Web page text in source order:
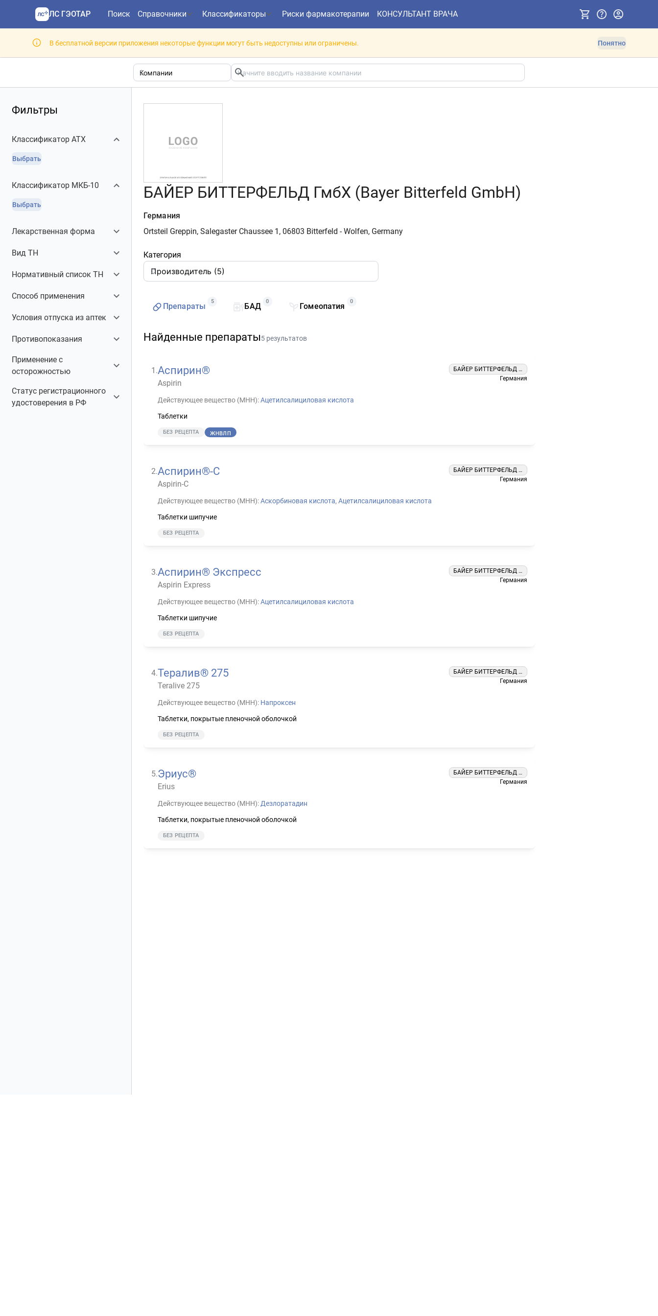
ЛС ГЭОТАР Поиск Справочники Классификаторы Риски фармакотерапии КОНСУЛЬТАНТ ВРАЧА
В бесплатной версии приложения некоторые функции могут быть недоступны или ограничены. Понятно
Фильтры
Классификатор АТХ
Выбрать
Классификатор МКБ-10
Выбрать
Лекарственная форма
Таблетки
Вид ТН
Воспроизведенный
Хорошо изученный
3
Нормативный список ТН
ЖНВЛП
Способ применения
Условия отпуска из аптек
Противопоказания
Беременность
Беременность I трим.
3
Детский возраст до 12 лет
1
Детский возраст до 15 лет
Применение с
осторожностью
Беременность II трим.
Детский возраст до 15 лет
1
Статус регистрационного
удостоверения в РФ
БАЙЕР БИТТЕРФЕЛЬД ГмбХ (Bayer Bitterfeld GmbH)
Германия
Ortsteil Greppin, Salegaster Chaussee 1, 06803 Bitterfeld - Wolfen, Germany
Категория
Препараты
5
БАД
0
Гомеопатия
0
Найденные препараты5 результатов
1 .Аспирин®
Aspirin
Действующее вещество (МНН):Ацетилсалициловая кислота
Таблетки
БЕЗ РЕЦЕПТА ЖНВЛП
БАЙЕР БИТТЕРФЕЛЬД ГМБХ
Германия
2.Аспирин®-C
Aspirin-C
Действующее вещество (МНН):Аскорбиновая кислота, Ацетилсалициловая кислота
Таблетки шипучие
БЕЗ РЕЦЕПТА
БАЙЕР БИТТЕРФЕЛЬД ГМБХ
Германия
3.Аспирин® Экспресс
Aspirin Express
Действующее вещество (МНН):Ацетилсалициловая кислота
Таблетки шипучие
БЕЗ РЕЦЕПТА
БАЙЕР БИТТЕРФЕЛЬД ГМБХ
Германия
4.Тералив® 275
Teralive 275
Действующее вещество (МНН): Напроксен
Таблетки, покрытые пленочной оболочкой
БЕЗ РЕЦЕПТА
БАЙЕР БИТТЕРФЕЛЬД ГМБХ
Германия
5.Эриус®
Erius
Действующее вещество (МНН): Дезлоратадин
Таблетки, покрытые пленочной оболочкой
БЕЗ РЕЦЕПТА
БАЙЕР БИТТЕРФЕЛЬД ГМБХ
Германия